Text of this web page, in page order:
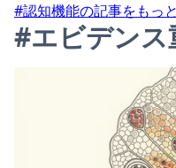
#認知機能の記事をもっ
#エビデンス